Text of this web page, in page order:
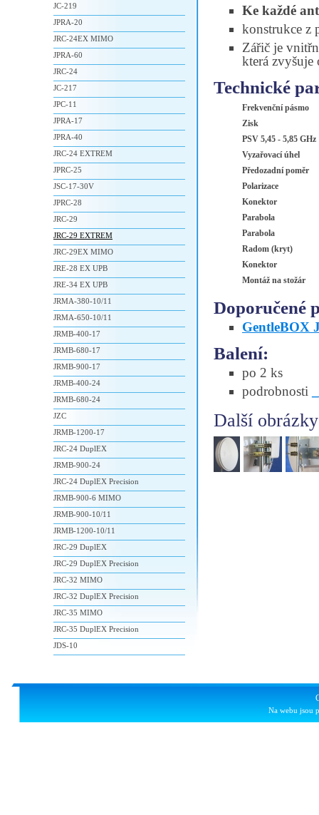
Ke každé
konstrukce z
Zářič je
která
Technické
Frekvenční pásmo
Zisk
PSV 5,45 - 5,85 GHz
Vyzařovací úhel
Předozadní poměr
Polarizace
Konektor
Parabola
Parabola
Radom (kryt)
Konektor
Montáž na stožár
Doporučené
GentleBOX
Balení:
po 2 ks
podrobnosti
Další
JC-219
JPRA-20
JRC-24EX MIMO
JPRA-60
JRC-24
JC-217
JPC-11
JPRA-17
JPRA-40
JRC-24 EXTREM
JPRC-25
JSC-17-30V
JPRC-28
JRC-29
JRC-29 EXTREM
JRC-29EX MIMO
JRE-28 EX UPB
JRE-34 EX UPB
JRMA-380-10/11
JRMA-650-10/11
JRMB-400-17
JRMB-680-17
JRMB-900-17
JRMB-400-24
JRMB-680-24
JZC
JRMB-1200-17
JRC-24 DuplEX
JRMB-900-24
JRC-24 DuplEX Precision
JRMB-900-6 MIMO
JRMB-900-10/11
JRMB-1200-10/11
JRC-29 DuplEX
JRC-29 DuplEX Precision
JRC-32 MIMO
JRC-32 DuplEX Precision
JRC-35 MIMO
JRC-35 DuplEX Precision
JDS-10
Na webu jsou